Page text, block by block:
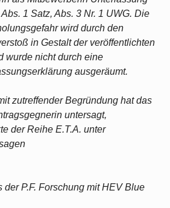
Abs. 1 Satz, Abs. 3 Nr. 1 UWG. Die
wird durch den
in Gestalt der veröffentlichten
wurde nicht durch eine
ausgeräumt.
zutreffender Begründung hat das
untersagt,
der Reihe E.T.A. unter
der P.F. Forschung mit HEV Blue